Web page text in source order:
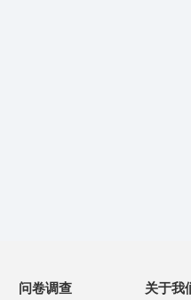
问卷调查 关于我